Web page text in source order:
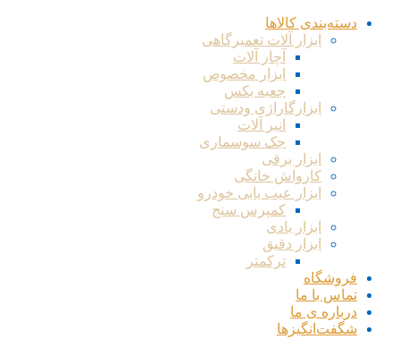
دسته‌بندی کالاها
ابزار آلات تعمیرگاهی
آچار آلات
ابزار مخصوص
جعبه بکس
ابزارگاراژی ودستی
انبر آلات
جک سوسماری
ابزار برقی
کارواش خانگی
ابزار عیب یابی خودرو
کمپرس سنج
ابزار بادی
ابزار دقیق
ترکمتر
فروشگاه
تماس با ما
درباره ی ما
شگفت‌انگیزها